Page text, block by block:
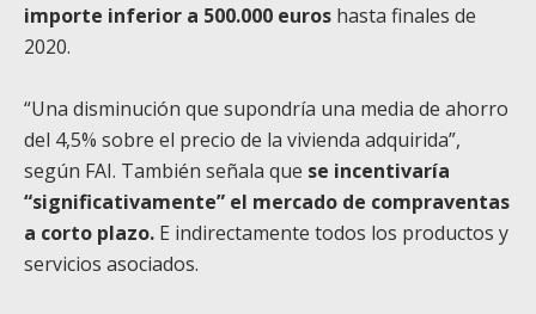
importe inferior a 500.000 euros hasta finales de
2020.
“Una disminución que supondría una media de ahorro
del 4,5% sobre el precio de la vivienda adquirida”,
según FAI. También señala que se incentivaría
“significativamente” el mercado de compraventas
a corto plazo. E indirectamente todos los productos y
servicios asociados.